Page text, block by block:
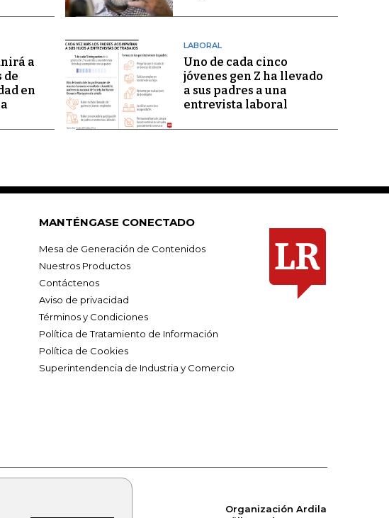
a
de
en
LABORAL
Uno de cada cinco
jóvenes gen Z ha llevado
a sus padres a una
entrevista laboral
MANTÉNGASE CONECTADO
Mesa de Generación de Contenidos
Nuestros Productos
Contáctenos
Aviso de privacidad
Términos y Condiciones
Política de Tratamiento de Información
Política de Cookies
Superintendencia de Industria y Comercio
Organización Ardila